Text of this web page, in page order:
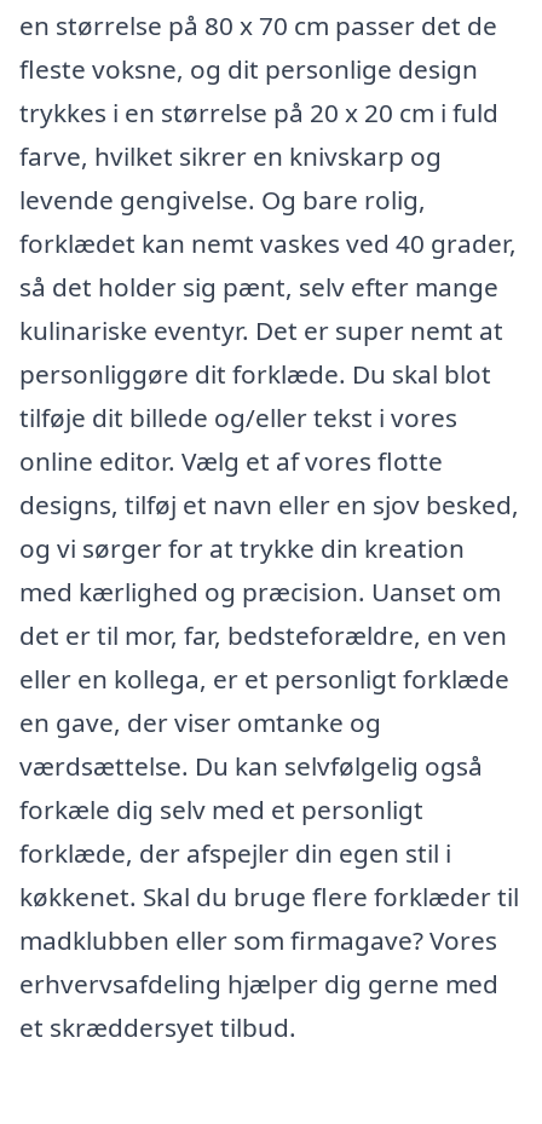
en størrelse på 80 x 70 cm passer det de
fleste voksne, og dit personlige design
trykkes i en størrelse på 20 x 20 cm i fuld
farve, hvilket sikrer en knivskarp og
levende gengivelse. Og bare rolig,
forklædet kan nemt vaskes ved 40 grader,
så det holder sig pænt, selv efter mange
kulinariske eventyr. Det er super nemt at
personliggøre dit forklæde. Du skal blot
tilføje dit billede og/eller tekst i vores
online editor. Vælg et af vores flotte
designs, tilføj et navn eller en sjov besked,
og vi sørger for at trykke din kreation
med kærlighed og præcision. Uanset om
det er til mor, far, bedsteforældre, en ven
eller en kollega, er et personligt forklæde
en gave, der viser omtanke og
værdsættelse. Du kan selvfølgelig også
forkæle dig selv med et personligt
forklæde, der afspejler din egen stil i
køkkenet. Skal du bruge flere forklæder til
madklubben eller som firmagave? Vores
erhvervsafdeling hjælper dig gerne med
et skræddersyet tilbud.